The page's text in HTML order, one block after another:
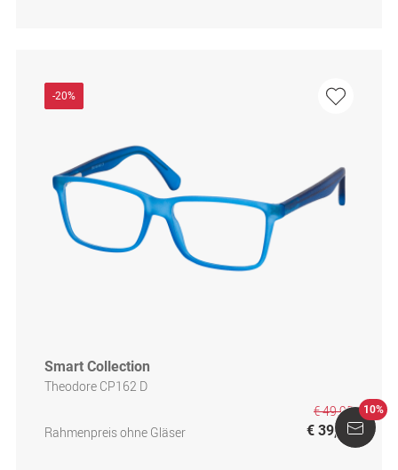
-20%
Smart Collection
Theodore CP162 D
Rahmenpreis ohne Gläser
€ 49,95
€ 39,95
10%